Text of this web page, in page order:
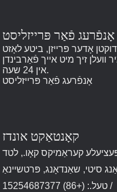
אָנפֿרעג פֿאַר פּרייזליסט
אָדער פּרייזן, ביטע לאָזט
זיך מיט אייך פֿאַרבינדן
אין 24 שעה.
אָנפֿרעג פֿאַר פּרייזליסט
קאָנטאַקט אונדז
קעראַמיקס קאָו., לטד
סיטי, שאַנדאָנג, פּרטשיינאַ
טעל.: (+86) 15254687377 /